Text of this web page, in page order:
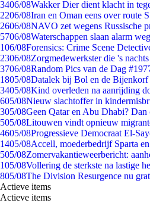
3406/08Wakker Dier dient klacht in
2206/08Iran en Oman eens over route
2606/08NAVO zet wegens Russische
5706/08Waterschappen slaan alarm
106/08Forensics: Crime Scene
2306/08Zorgmedewerkster die 's
3706/08Random Pics van de Dag
1805/08Datalek bij Bol en de Bijenkorf
3405/08Kind overleden na aanrijding
605/08Nieuw slachtoffer in
305/08Geen Qatar en Abu Dhabi?
505/08Litouwen vindt opnieuw
4605/08Progressieve Democraat El-
1405/08Accell, moederbedrijf Sparta
505/08Zomervakantieweerbericht:
105/08Vollering de sterkste na lastige
805/08The Division Resurgence nu
Actieve items
Actieve items